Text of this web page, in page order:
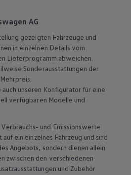
AG
gezeigten Fahrzeuge und
in einzelnen Details vom
Lieferprogramm abweichen.
Sonderausstattungen der
unseren Konfigurator für eine
verfügbaren Modelle und
und Emissionswerte
auf ein einzelnes Fahrzeug und sind
Angebots, sondern dienen allein
zwischen den verschiedenen
und Zubehör